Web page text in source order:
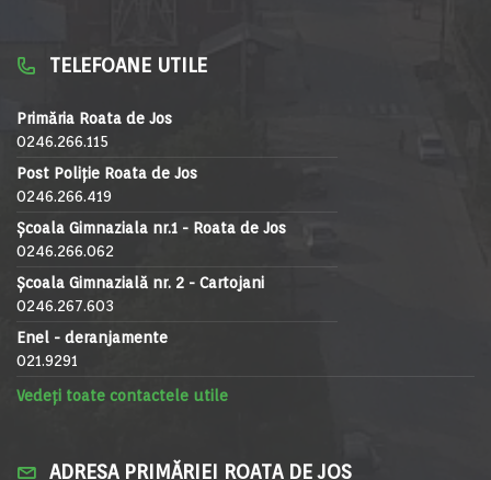
TELEFOANE UTILE
Primăria Roata de Jos
0246.266.115
Post Poliție Roata de Jos
0246.266.419
Școala Gimnaziala nr.1 - Roata de Jos
0246.266.062
Școala Gimnazială nr. 2 - Cartojani
0246.267.603
Enel - deranjamente
021.9291
Vedeți toate contactele utile
ADRESA PRIMĂRIEI ROATA DE JOS